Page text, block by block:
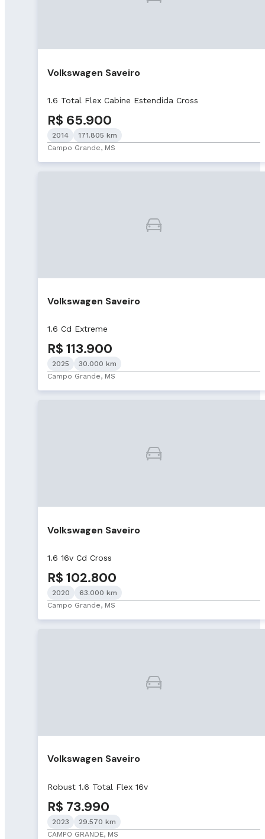
Volkswagen Saveiro
1.6 Total Flex Cabine Estendida Cross
R$ 65.900
2014
171.805 km
Campo Grande, MS
Volkswagen Saveiro
1.6 Cd Extreme
R$ 113.900
2025
30.000 km
Campo Grande, MS
Volkswagen Saveiro
1.6 16v Cd Cross
R$ 102.800
2020
63.000 km
Campo Grande, MS
Volkswagen Saveiro
Robust 1.6 Total Flex 16v
R$ 73.990
2023
29.570 km
CAMPO GRANDE, MS